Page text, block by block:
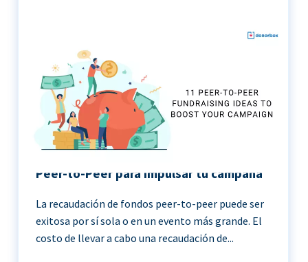
Peer-to-Peer para impulsar tu campaña
La recaudación de fondos peer-to-peer puede ser
exitosa por sí sola o en un evento más grande. El
costo de llevar a cabo una recaudación de...